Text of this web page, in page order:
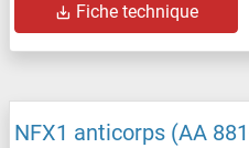
Fiche technique
NFX1 anticorps (AA